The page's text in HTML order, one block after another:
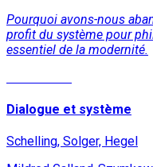
Pourquoi avons-nous
profit du système pour
essentiel de la modernité.
Dialogue et système
Schelling, Solger, Hegel